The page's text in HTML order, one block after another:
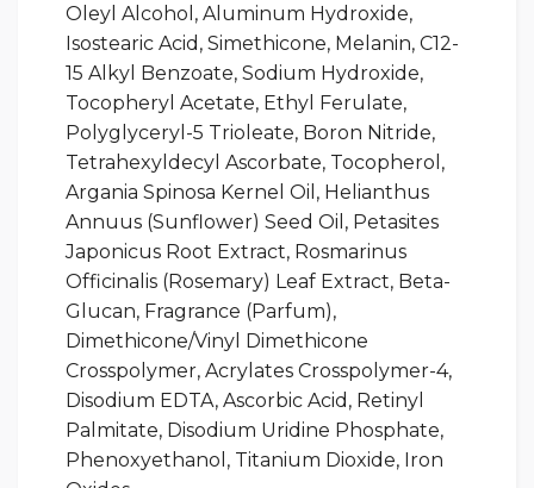
Oleyl Alcohol, Aluminum Hydroxide,
Isostearic Acid, Simethicone, Melanin, C12-
15 Alkyl Benzoate, Sodium Hydroxide,
Tocopheryl Acetate, Ethyl Ferulate,
Polyglyceryl-5 Trioleate, Boron Nitride,
Tetrahexyldecyl Ascorbate, Tocopherol,
Argania Spinosa Kernel Oil, Helianthus
Annuus (Sunflower) Seed Oil, Petasites
Japonicus Root Extract, Rosmarinus
Officinalis (Rosemary) Leaf Extract, Beta-
Glucan, Fragrance (Parfum),
Dimethicone/Vinyl Dimethicone
Crosspolymer, Acrylates Crosspolymer-4,
Disodium EDTA, Ascorbic Acid, Retinyl
Palmitate, Disodium Uridine Phosphate,
Phenoxyethanol, Titanium Dioxide, Iron